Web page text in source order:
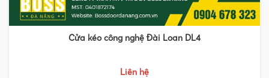
Cửa kéo công nghệ Đài Loan DL4
Liên hệ